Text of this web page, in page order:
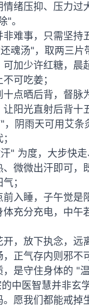
情绪压抑、压力过
"。
难事，只需坚持
魂汤"，取两三片
可加少许红糖，晨
可吃姜；
十点晒后背，督脉
阳光直射后背十
，阴雨天可用艾条
" 为度，大步快
、微微出汗即可，
；
入睡，子午觉是
体充分充电，中午
开，放下执念，远
正气存内则邪不
，是守住身体的 "
中医智慧并非玄
愿我们都能戒掉